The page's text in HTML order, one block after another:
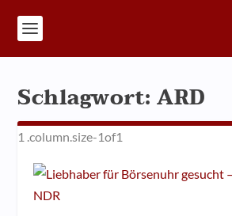
Schlagwort:ARD